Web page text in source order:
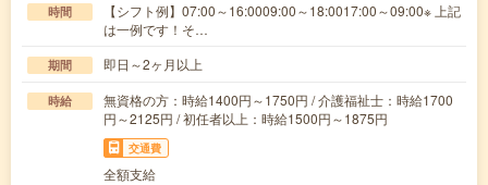
時間
【シフト例】07:00～16:0009:00～18:0017:00～09:00※ 上記
は一例です！そ…
期間 即日～2ヶ月以上
時給
無資格の方：時給1400円～1750円 / 介護福祉士：時給1700
円～2125円 / 初任者以上：時給1500円～1875円
交通費
全額支給